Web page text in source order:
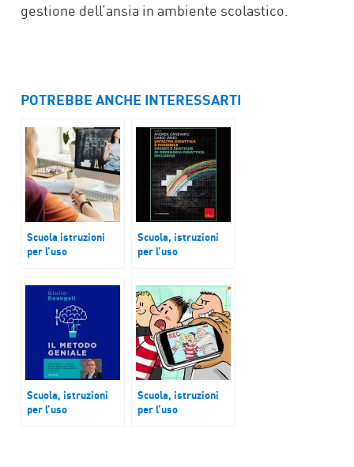
gestione dell’ansia in ambiente scolastico.
POTREBBE ANCHE INTERESSARTI
Scuola istruzioni
per l’uso
Scuola, istruzioni
per l’uso
Scuola, istruzioni
per l’uso
Scuola, istruzioni
per l’uso